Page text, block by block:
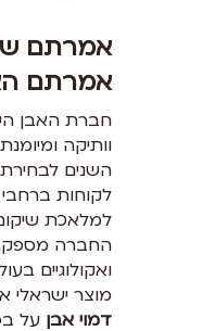
אמרתם
אמרתם
חברת האבן
וותיקה
השנים
לקוחות
למלאכת
החברה
ואקולוגיים
מוצר
דמוי אבןעל